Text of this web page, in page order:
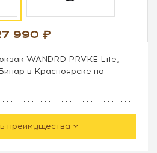
990
WANDRD PRVKE Lite,
в Красноярске по
преимущества